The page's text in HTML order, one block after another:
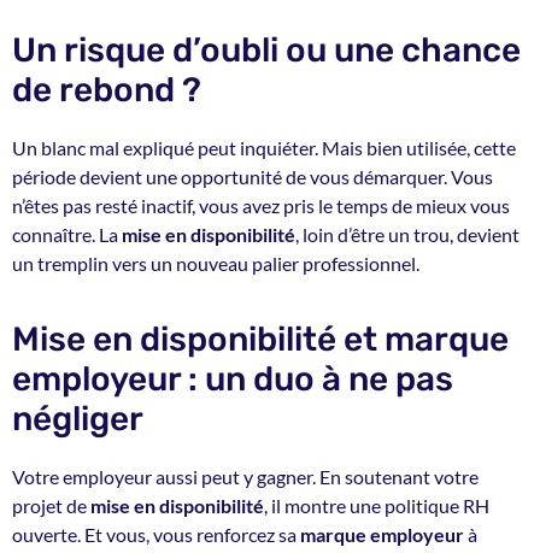
Un risque d’oubli ou une chance
de rebond ?
Un blanc mal expliqué peut inquiéter. Mais bien utilisée, cette
période devient une opportunité de vous démarquer. Vous
n’êtes pas resté inactif, vous avez pris le temps de mieux vous
connaître. La mise en disponibilité , loin d’être un trou, devient
un tremplin vers un nouveau palier professionnel.
Mise en disponibilité et marque
employeur : un duo à ne pas
négliger
Votre employeur aussi peut y gagner. En soutenant votre
projet de mise en disponibilité, il montre une politique RH
ouverte. Et vous, vous renforcez sa marque employeurà